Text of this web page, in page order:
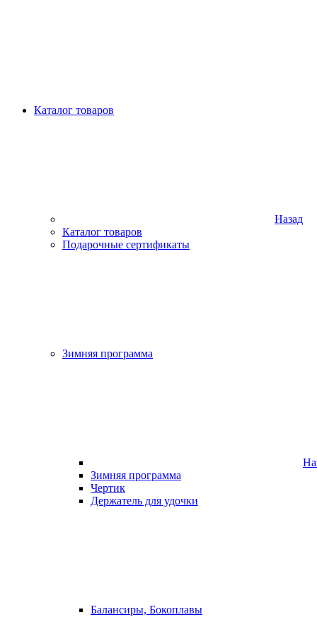
Каталог товаров
Назад
Каталог товаров
Подарочные сертификаты
Зимняя программа
Зимняя программа
Чертик
Держатель для удочки
Балансиры, Бокоплавы